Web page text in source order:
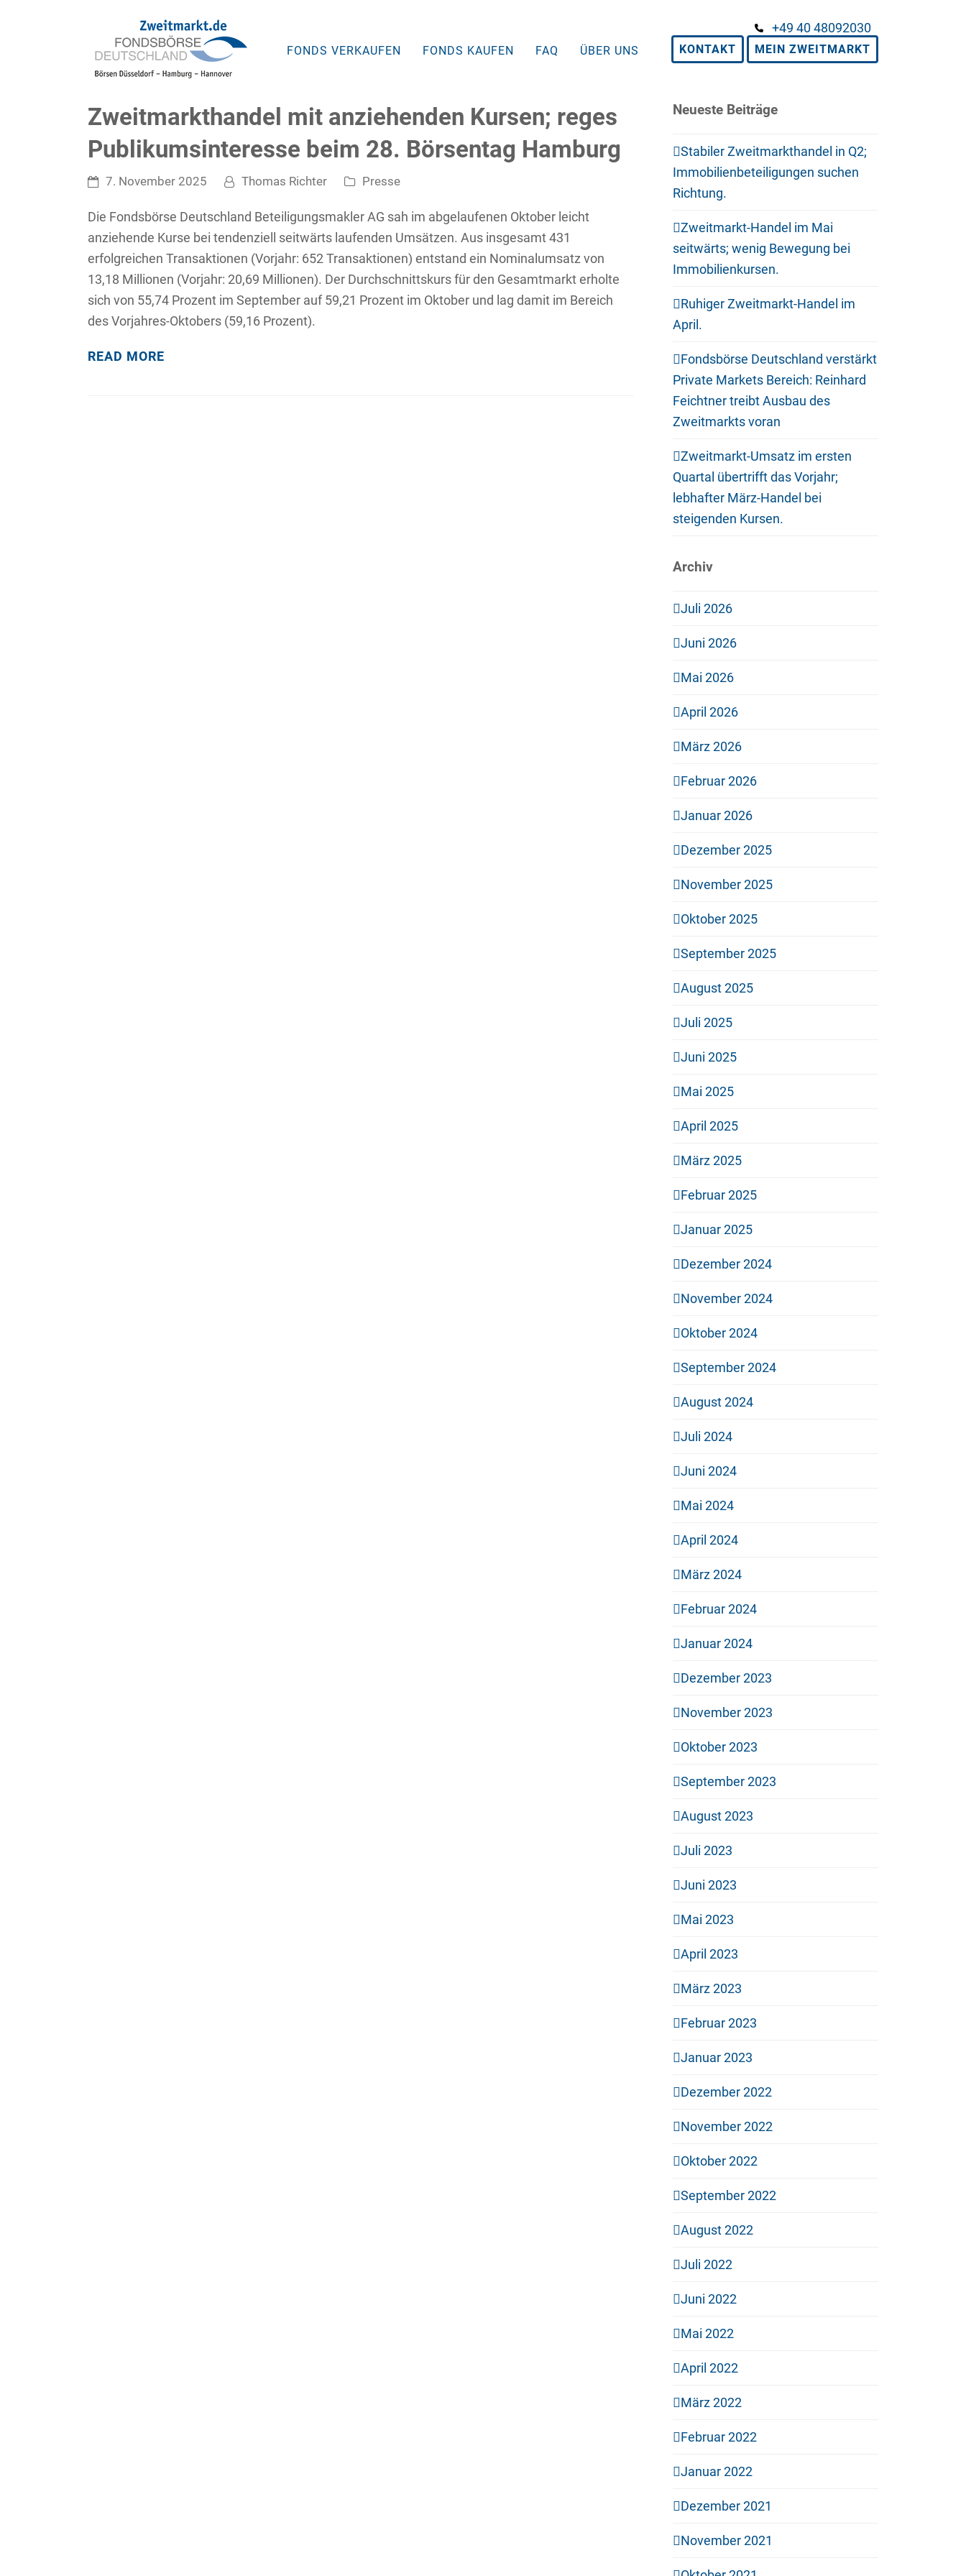
FONDS VERKAUFEN FONDS KAUFEN FAQ ÜBER UNS
+49 40 48092030
KONTAKT MEIN ZWEITMARKT
Zweitmarkthandel mit anziehenden Kursen; reges
Publikumsinteresse beim 28. Börsentag Hamburg
7. November 2025 Thomas Richter Presse
Die Fondsbörse Deutschland Beteiligungsmakler AG sah im abgelaufenen Oktober leicht
anziehende Kurse bei tendenziell seitwärts laufenden Umsätzen. Aus insgesamt 431
erfolgreichen Transaktionen (Vorjahr: 652 Transaktionen) entstand ein Nominalumsatz von
13,18 Millionen (Vorjahr: 20,69 Millionen). Der Durchschnittskurs für den Gesamtmarkt erholte
sich von 55,74 Prozent im September auf 59,21 Prozent im Oktober und lag damit im Bereich
des Vorjahres-Oktobers (59,16 Prozent).
READ MORE
Neueste Beiträge
Stabiler Zweitmarkthandel in Q2;
Immobilienbeteiligungen suchen
Richtung.
Zweitmarkt-Handel im Mai
seitwärts; wenig Bewegung bei
Immobilienkursen.
Ruhiger Zweitmarkt-Handel im
April.
Fondsbörse Deutschland verstärkt
Private Markets Bereich: Reinhard
Feichtner treibt Ausbau des
Zweitmarkts voran
Zweitmarkt-Umsatz im ersten
Quartal übertrifft das Vorjahr;
lebhafter März-Handel bei
steigenden Kursen.
Archiv
Juli 2026
Juni 2026
Mai 2026
April 2026
März 2026
Februar 2026
Januar 2026
Dezember 2025
November 2025
Oktober 2025
September 2025
August 2025
Juli 2025
Juni 2025
Mai 2025
April 2025
März 2025
Februar 2025
Januar 2025
Dezember 2024
November 2024
Oktober 2024
September 2024
August 2024
Juli 2024
Juni 2024
Mai 2024
April 2024
März 2024
Februar 2024
Januar 2024
Dezember 2023
November 2023
Oktober 2023
September 2023
August 2023
Juli 2023
Juni 2023
Mai 2023
April 2023
März 2023
Februar 2023
Januar 2023
Dezember 2022
November 2022
Oktober 2022
September 2022
August 2022
Juli 2022
Juni 2022
Mai 2022
April 2022
März 2022
Februar 2022
Januar 2022
Dezember 2021
November 2021